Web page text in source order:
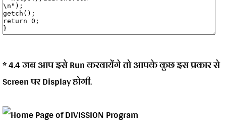
* 4.4 जब आप इसे Run करवायेंगे तो आपके कुछ इस प्रकार से
Screen पर Display होगी.